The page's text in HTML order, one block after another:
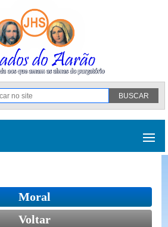
Moral
Voltar